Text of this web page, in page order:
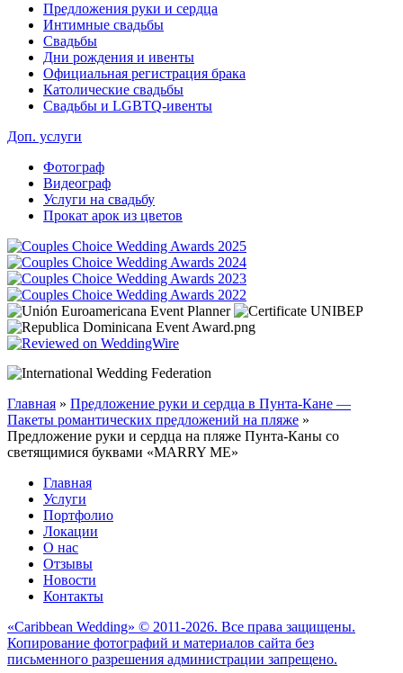
Предложения руки и сердца
Интимные свадьбы
Свадьбы
Дни рождения и ивенты
Официальная регистрация брака
Католические свадьбы
Свадьбы и LGBTQ-ивенты
Доп. услуги
Фотограф
Видеограф
Услуги на свадьбу
Прокат арок из цветов
Главная » Предложение руки и сердца в Пунта-Кане —
Пакеты романтических предложений на пляже »
Предложение руки и сердца на пляже Пунта-Каны со
светящимися буквами «MARRY ME»
Главная
Услуги
Портфолио
Локации
О нас
Отзывы
Новости
Контакты
«Caribbean Wedding» © 2011-2026. Все права защищены.
Копирование фотографий и материалов сайта без
письменного разрешения администрации запрещено.